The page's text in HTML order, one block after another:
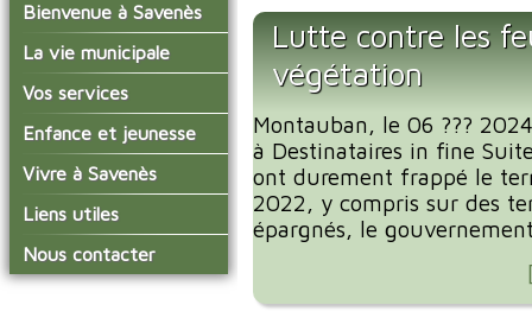
Bienvenue à Savenès
Situer Savenès
Savenès en chiffre
L'histoire du village
Actualités de Savenès
sur ladepeche.fr
La vie municipale
Vos élus
Les compte-rendus du
conseil municipal
Les commissions
Les diverses
délégations/syndicats
L'urbanisme
Vos services
La mairie
Le service technique
Les services de l'école
Les installations
municipales
La collecte des ordures
Enfance et jeunesse
L'école primaire
La garderie et la cantine
Le temps périscolaire
La petite enfance
Vivre à Savenès
Agenda Salle des Fetes
Liens utiles
Communauté de
Communes Grand Sud
Tarn et Garonne
Nous contacter
Lutte contre les
végétation
Montauban, le 06 ???
à Destinataires in fine
ont durement frappé le
2022, y compris sur des
épargnés, le